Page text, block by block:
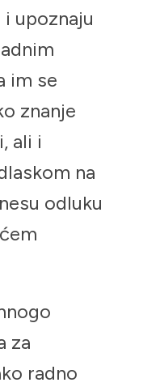
upoznaju
im se
znanje
ali i
na
odluku
za
radno